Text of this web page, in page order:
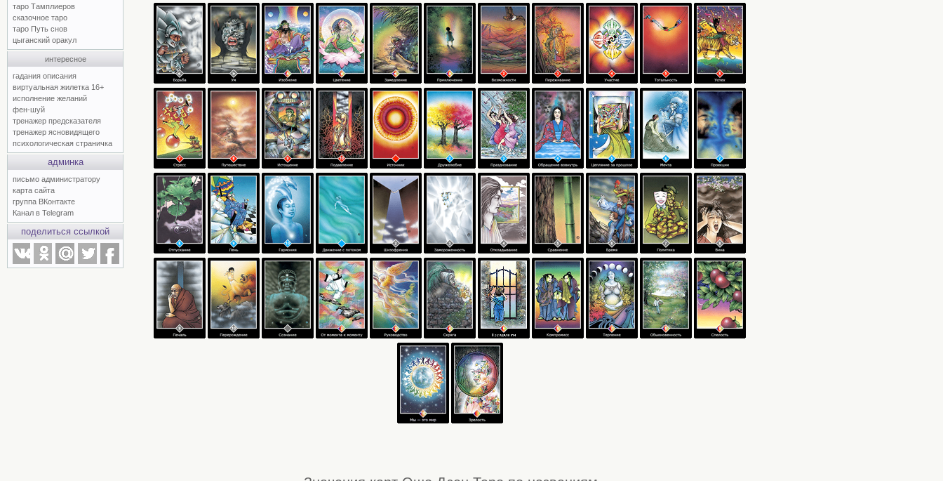
таро Тамплиеров
сказочное таро
таро Путь снов
цыганский оракул
интересное
гадания описания
виртуальная жилетка 16+
исполнение желаний
фен-шуй
тренажер предсказателя
тренажер ясновидящего
психологическая страничка
админка
письмо администратору
карта сайта
группа ВКонтакте
Канал в Telegram
поделиться ссылкой